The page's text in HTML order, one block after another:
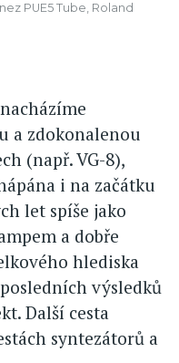
PUE5 Tube, Roland
a zdokonalenou
(např. VG-8),
i na začátku
let spíše jako
a dobře
hlediska
výsledků
Další cesta
syntezátorů a